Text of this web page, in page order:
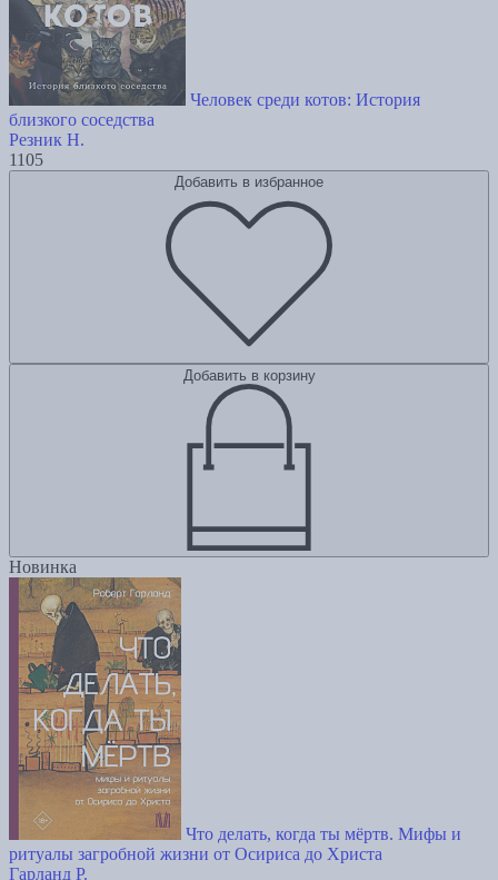
Человек среди котов: История
близкого соседства
Резник Н.
1105
Добавить в избранное
Добавить в корзину
Новинка
Что делать, когда ты мёртв. Мифы и
ритуалы загробной жизни от Осириса до Христа
Гарланд Р.